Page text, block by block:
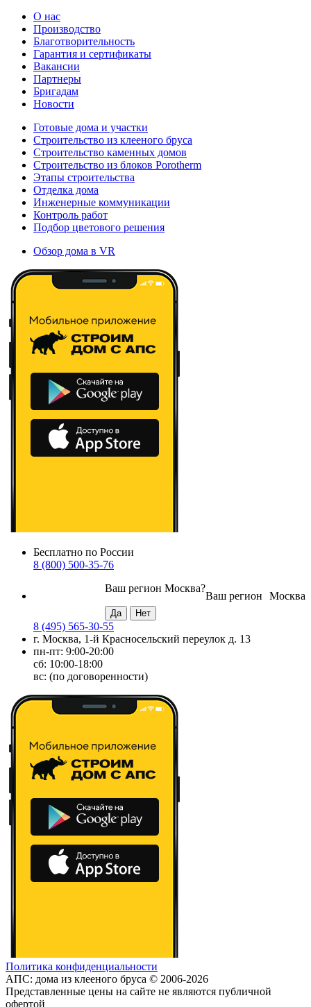
О нас
Производство
Благотворительность
Гарантия и сертификаты
Вакансии
Партнеры
Бригадам
Новости
Готовые дома и участки
Строительство из клееного бруса
Строительство каменных домов
Строительство из блоков Porotherm
Этапы строительства
Отделка дома
Инженерные коммуникации
Контроль работ
Подбор цветового решения
Обзор дома в VR
Бесплатно по России
8 (800) 500-35-76
Москва
Ваш регион
Ваш регион Москва?
8 (495) 565-30-55
г. Москва, 1-й Красносельский переулок д. 13
пн-пт: 9:00-20:00
сб: 10:00-18:00
вс: (по договоренности)
Политика конфиденциальности
АПС: дома из клееного бруса © 2006-2026
Представленные цены на сайте не являются публичной
офертой